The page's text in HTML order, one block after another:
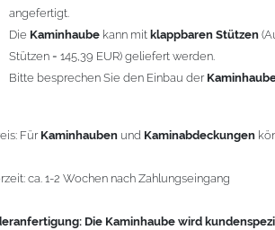
angefertigt.
Die Kaminhaube kann mit klappbaren Stützen
Stützen = 145,39 EUR) geliefert werden.
Bitte besprechen Sie den Einbau der
FürKaminhauben und Kaminabdeckungen
ca. 1-2 Wochen nach Zahlungseingang
Die Kaminhaube wird